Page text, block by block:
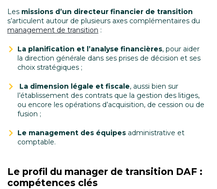
Les missions d’un directeur financier de transition
s’articulent autour de plusieurs axes complémentaires du
management de transition :
La planification et l’analyse financières, pour aider
la direction générale dans ses prises de décision et ses
choix stratégiques ;
La dimension légale et fiscale, aussi bien sur
l’établissement des contrats que la gestion des litiges,
ou encore les opérations d’acquisition, de cession ou de
fusion ;
Le management des équipes administrative et
comptable.
Le profil du manager de transition DAF :
compétences clés